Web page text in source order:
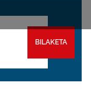
BILAKETA